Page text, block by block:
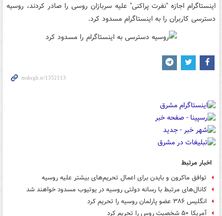
اینستاگرام اجازه "نفرت پراکنی" علیه سربازان روسی را صادر کردند، روسیه
دسترسی کاربران را به اینستاگرام مسدود کرد.
اخبار مرتبط
توافق ماکرون و بایدن برای اعمال تحریم‌های بیشتر علیه روسیه
کانال‌های مرتبط با رسانه دولتی روسیه در یوتیوب مسدود خواهند شد
انگلیس ۳۸۶ عضو پارلمان روسیه را تحریم کرد
آمریکا ۵۰ شخصیت روس را تحریم کرد